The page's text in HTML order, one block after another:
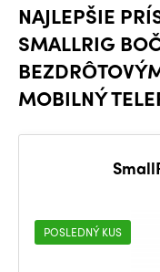
NAJLEPŠIE
SMALLRIG
MOBILNÝ
POSLEDNÝ KUS